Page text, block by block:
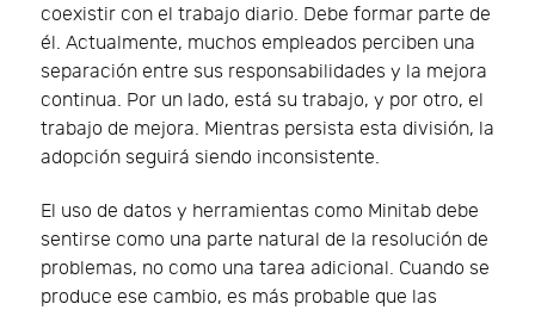
coexistir con el trabajo diario. Debe formar parte de
él. Actualmente, muchos empleados perciben una
separación entre sus responsabilidades y la mejora
continua. Por un lado, está su trabajo, y por otro, el
trabajo de mejora. Mientras persista esta división, la
adopción seguirá siendo inconsistente.
El uso de datos y herramientas como Minitab debe
sentirse como una parte natural de la resolución de
problemas, no como una tarea adicional. Cuando se
produce ese cambio, es más probable que las